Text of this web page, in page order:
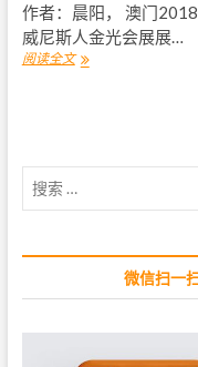
金
和
金
作者：晨阳， 澳门
威尼斯人金光会展展…
阅读全文澳
3
亚
国
邮
展
微信扫一